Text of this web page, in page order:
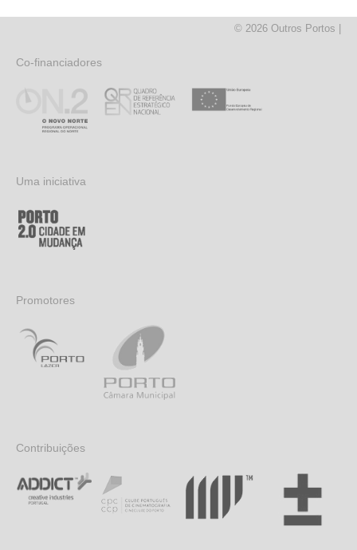
© 2026 Outros Portos |
Co-financiadores
Uma iniciativa
Promotores
Contribuições